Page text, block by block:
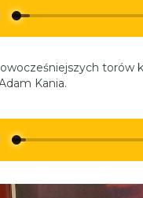
torów
Kania.